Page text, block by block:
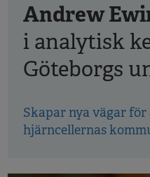
Andrew
i analytisk
Göteborgs
Skapar nya vägar
hjärncellernas